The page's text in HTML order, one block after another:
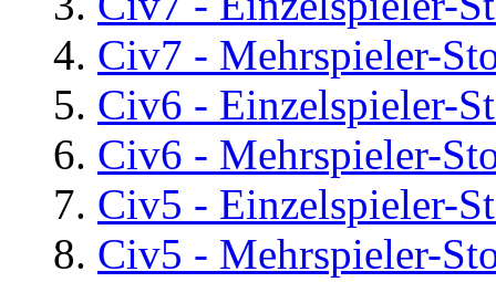
Civ7 - Mehrspieler-
Civ6 - Einzelspieler-
Civ6 - Mehrspieler-
Civ5 - Einzelspieler-
Civ5 - Mehrspieler-